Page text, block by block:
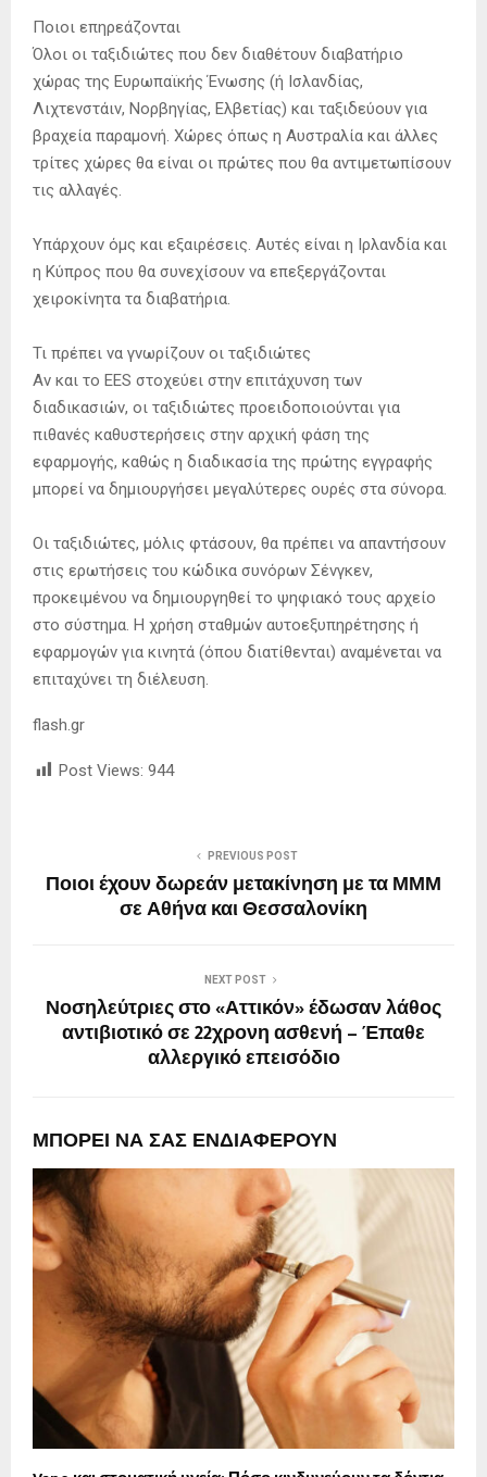
Ποιοι επηρεάζονται
Όλοι οι ταξιδιώτες που δεν διαθέτουν διαβατήριο
χώρας της Ευρωπαϊκής Ένωσης (ή Ισλανδίας,
Λιχτενστάιν, Νορβηγίας, Ελβετίας) και ταξιδεύουν για
βραχεία παραμονή. Χώρες όπως η Αυστραλία και άλλες
τρίτες χώρες θα είναι οι πρώτες που θα αντιμετωπίσουν
τις αλλαγές.
Υπάρχουν όμς και εξαιρέσεις. Αυτές είναι η Ιρλανδία και
η Κύπρος που θα συνεχίσουν να επεξεργάζονται
χειροκίνητα τα διαβατήρια.
Τι πρέπει να γνωρίζουν οι ταξιδιώτες
Αν και το EES στοχεύει στην επιτάχυνση των
διαδικασιών, οι ταξιδιώτες προειδοποιούνται για
πιθανές καθυστερήσεις στην αρχική φάση της
εφαρμογής, καθώς η διαδικασία της πρώτης εγγραφής
μπορεί να δημιουργήσει μεγαλύτερες ουρές στα σύνορα.
Οι ταξιδιώτες, μόλις φτάσουν, θα πρέπει να απαντήσουν
στις ερωτήσεις του κώδικα συνόρων Σένγκεν,
προκειμένου να δημιουργηθεί το ψηφιακό τους αρχείο
στο σύστημα. Η χρήση σταθμών αυτοεξυπηρέτησης ή
εφαρμογών για κινητά (όπου διατίθενται) αναμένεται να
επιταχύνει τη διέλευση.
flash.gr
Post Views: 944
PREVIOUS POST
Ποιοι έχουν δωρεάν μετακίνηση με τα ΜΜΜ
σε Αθήνα και Θεσσαλονίκη
NEXT POST
Νοσηλεύτριες στο «Αττικόν» έδωσαν λάθος
αντιβιοτικό σε 22χρονη ασθενή – Έπαθε
αλλεργικό επεισόδιο
ΜΠΟΡΕΙ ΝΑ ΣΑΣ ΕΝΔΙΑΦΕΡΟΥΝ